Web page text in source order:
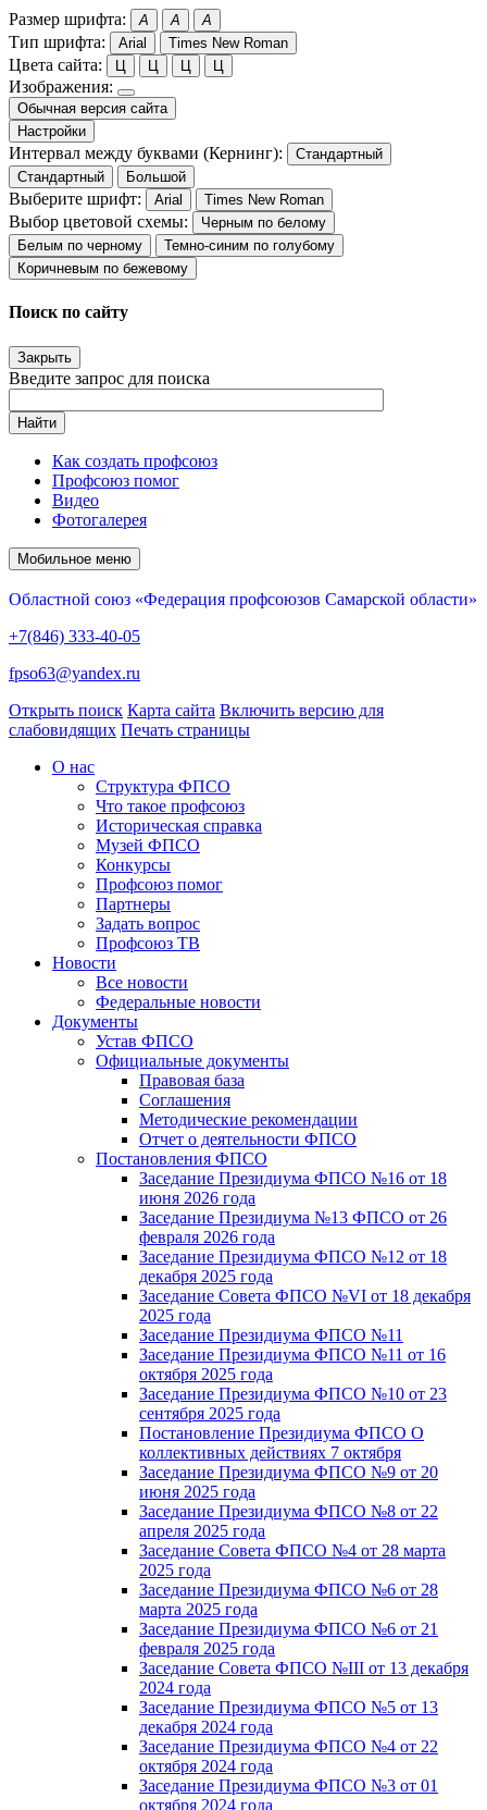
Размер шрифта: A A A
Тип шрифта: Arial Times New Roman
Цвета сайта: Ц Ц Ц Ц
Изображения:
Обычная версия сайта
Настройки
Интервал между буквами (Кернинг):
Стандартный
Стандартный
Большой
Выберите шрифт: Arial Times New Roman
Выбор цветовой схемы:
Черным по белому
Белым по черному
Темно-синим по голубому
Коричневым по бежевому
Поиск по сайту
Закрыть
Введите запрос для поиска
Найти
Как создать профсоюз
Профсоюз помог
Видео
Фотогалерея
Мобильное меню
Областной союз «Федерация профсоюзов Самарской области»
+7(846) 333-40-05
fpso63@yandex.ru
Открыть поиск Карта сайта Включить версию для
слабовидящих Печать страницы
О нас
Структура ФПСО
Что такое профсоюз
Историческая справка
Музей ФПСО
Конкурсы
Профсоюз помог
Партнеры
Задать вопрос
Профсоюз ТВ
Новости
Все новости
Федеральные новости
Документы
Устав ФПСО
Официальные документы
Правовая база
Соглашения
Методические рекомендации
Отчет о деятельности ФПСО
Постановления ФПСО
Заседание Президиума ФПСО №16 от 18
июня 2026 года
Заседание Президиума №13 ФПСО от 26
февраля 2026 года
Заседание Президиума ФПСО №12 от 18
декабря 2025 года
Заседание Совета ФПСО №VI от 18 декабря
2025 года
Заседание Президиума ФПСО №11
Заседание Президиума ФПСО №11 от 16
октября 2025 года
Заседание Президиума ФПСО №10 от 23
сентября 2025 года
Постановление Президиума ФПСО О
коллективных действиях 7 октября
Заседание Президиума ФПСО №9 от 20
июня 2025 года
Заседание Президиума ФПСО №8 от 22
апреля 2025 года
Заседание Совета ФПСО №4 от 28 марта
2025 года
Заседание Президиума ФПСО №6 от 28
марта 2025 года
Заседание Президиума ФПСО №6 от 21
февраля 2025 года
Заседание Совета ФПСО №III от 13 декабря
2024 года
Заседание Президиума ФПСО №5 от 13
декабря 2024 года
Заседание Президиума ФПСО №4 от 22
октября 2024 года
Заседание Президиума ФПСО №3 от 01
октября 2024 года